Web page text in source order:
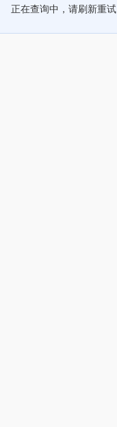
正在查询中，请刷新重试